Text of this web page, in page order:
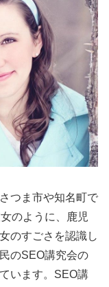
つま市や知名町で
のように、鹿児
のすごさを認識し
のSEO講究会の
います。SEO講